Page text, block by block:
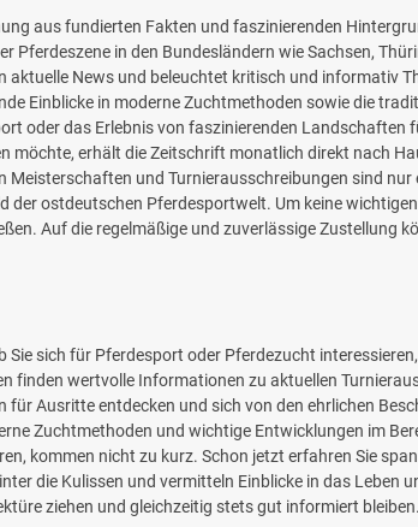
aus fundierten Fakten und faszinierenden
in den Bundesländern wie Sachsen,
News und beleuchtet kritisch und informativ
Einblicke in moderne Zuchtmethoden sowie die
oder das Erlebnis von faszinierenden Landschaften
möchte, erhält die Zeitschrift monatlich direkt nach
Meisterschaften und Turnierausschreibungen sind nur
ostdeutschen Pferdesportwelt. Um keine
Auf die regelmäßige und zuverlässige Zustellung
sich für Pferdesport oder Pferdezucht
finden wertvolle Informationen zu aktuellen
Ausritte entdecken und sich von den ehrlichen
Zuchtmethoden und wichtige Entwicklungen im
kommen nicht zu kurz. Schon jetzt erfahren Sie
die Kulissen und vermitteln Einblicke in das Leben
ziehen und gleichzeitig stets gut informiert bleiben.